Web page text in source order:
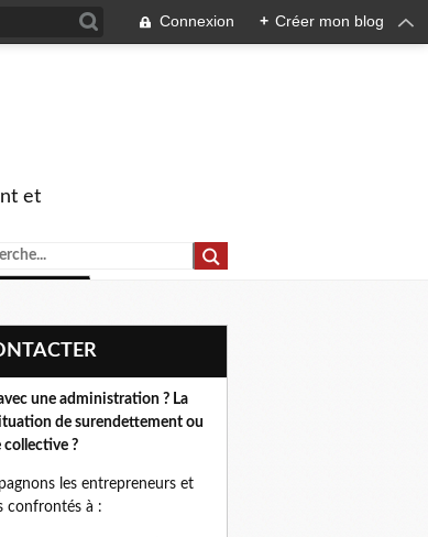
Connexion + Créer mon blog
et
une administration ? La
de surendettement ou
collective ?
les entrepreneurs et
confrontés à :